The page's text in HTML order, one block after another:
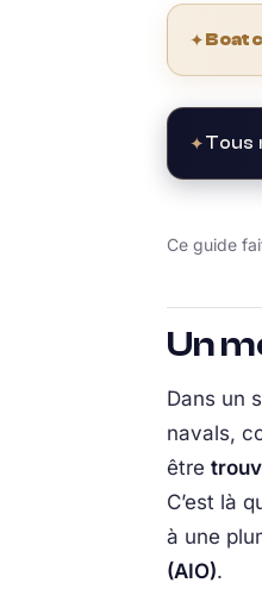
✦
✦Tous
Ce guide
Un
Dans un
navals,
être
C’est là
à une
(AIO).